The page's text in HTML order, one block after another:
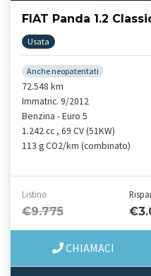
FIAT Panda 1.2
Usata
Anche neopatentati
72.548 km
Immatric. 9/2012
Benzina - Euro 5
1.242 cc , 69 CV (51KW)
113 g CO2/km (combinato)
Listino
€9.775
CHIAMACI